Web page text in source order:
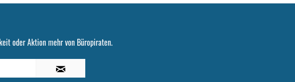
oder Aktion mehr von Büropiraten.